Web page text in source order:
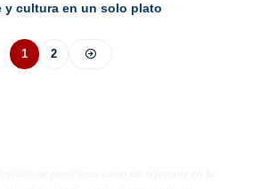
y cultura en un solo plato
1 2